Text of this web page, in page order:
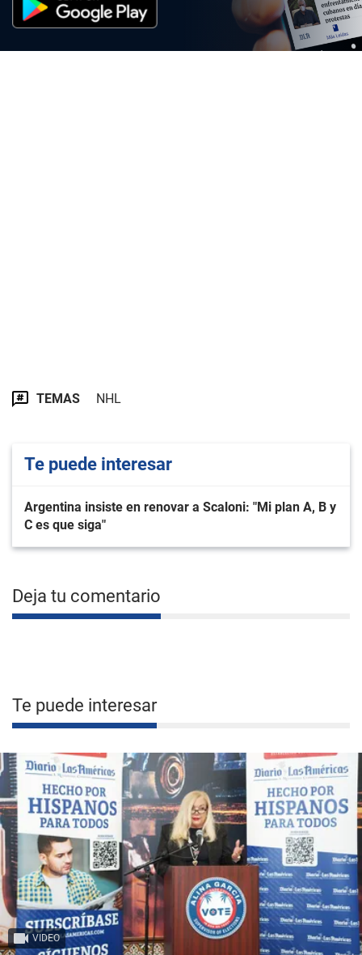
TEMAS NHL
Te puede interesar
Argentina insiste en renovar a Scaloni: "Mi plan A, B y
C es que siga"
Deja tu comentario
Te puede interesar
VIDEO